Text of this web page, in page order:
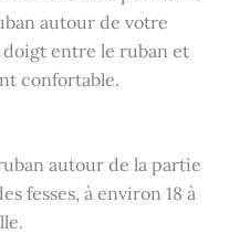
autour de votre
entre le ruban et
confortable.
autour de la partie
fesses, à environ 18 à